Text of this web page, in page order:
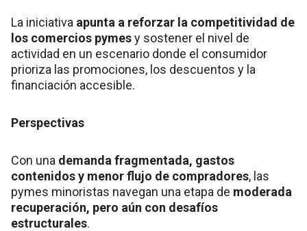
La iniciativa apunta a reforzar la competitividad de
los comercios pymesy sostener el nivel de
actividad en un escenario donde el consumidor
prioriza las promociones, los descuentos y la
financiación accesible.
Perspectivas
Con una demanda fragmentada, gastos
contenidos y menor flujo de compradores, las
pymes minoristas navegan una etapa de moderada
recuperación, pero aún con desafíos
estructurales.